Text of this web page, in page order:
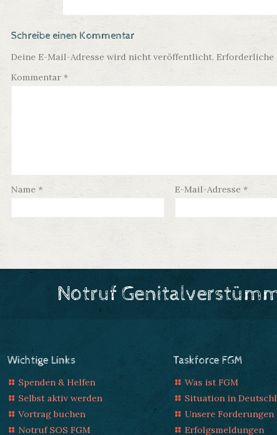
Schreibe einen Kommentar
Deine E-Mail-Adresse wird nicht veröffentlicht. Erforderliche
Kommentar *
Name * E-Mail-Adresse *
Notruf
Wichtige Links
Spenden & Helfen
Selbst aktiv werden
Vortrag buchen
Notruf SOS FGM
Taskforce FGM
Was ist FGM
Situation in
Unsere Forderungen
Erfolgsmeldungen